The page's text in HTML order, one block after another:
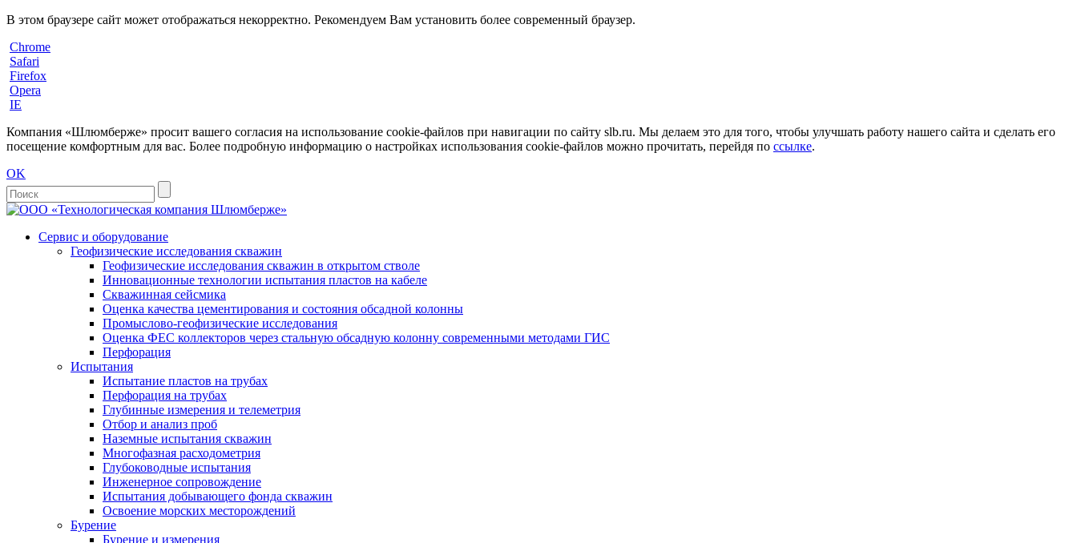
В этом браузере сайт может отображаться некорректно. Рекомендуем Вам установить более современный браузер.
Chrome
Safari
Firefox
Opera
IE
Компания «Шлюмберже» просит вашего согласия на использование cookie-файлов при навигации по сайту slb.ru. Мы делаем это для того, чтобы улучшать работу нашего сайта и сделать его
посещение комфортным для вас. Более подробную информацию о настройках использования cookie-файлов можно прочитать, перейдя по ссылке.
OK
Сервис и оборудование
Геофизические исследования скважин
Геофизические исследования скважин в открытом стволе
Инновационные технологии испытания пластов на кабеле
Скважинная сейсмика
Оценка качества цементирования и состояния обсадной колонны
Промыслово-геофизические исследования
Оценка ФЕС коллекторов через стальную обсадную колонну современными методами ГИС
Перфорация
Испытания
Испытание пластов на трубах
Перфорация на трубах
Глубинные измерения и телеметрия
Отбор и анализ проб
Наземные испытания скважин
Многофазная расходометрия
Глубоководные испытания
Инженерное сопровождение
Испытания добывающего фонда скважин
Освоение морских месторождений
Бурение
Бурение и измерения